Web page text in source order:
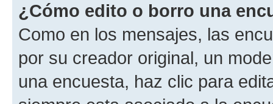
¿Cómo edito o borro una
Como en los mensajes, las
por su creador original, un
una encuesta, haz clic para